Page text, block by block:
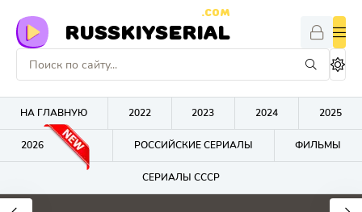
RUSSKIYSERIAL
.COM
НА ГЛАВНУЮ 2022 2023 2024 2025
2026 РОССИЙСКИЕ СЕРИАЛЫ ФИЛЬМЫ
СЕРИАЛЫ СССР